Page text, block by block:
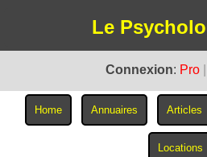
Le
Connexion: Pro